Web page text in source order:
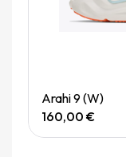
Arahi 9 (W)
160,00 €